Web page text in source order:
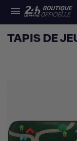

TAPIS DE